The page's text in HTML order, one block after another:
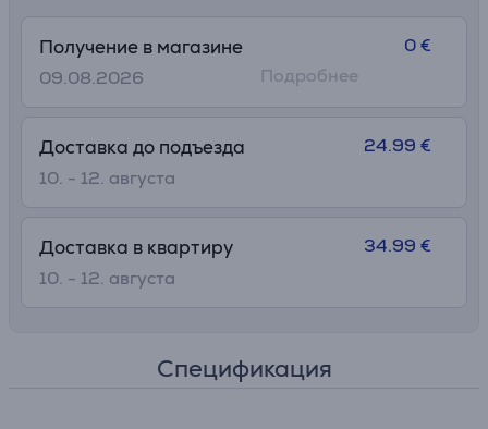
Получение в магазине
09.08.2026
0 €
Подробнее
Доставка до подъезда
10. - 12. августа
24.99 €
Доставка в квартиру
10. - 12. августа
34.99 €
Спецификация